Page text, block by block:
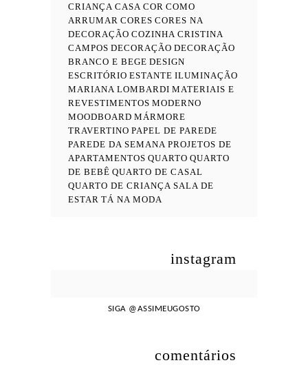
CRIANÇA CASA COR COMO
ARRUMAR CORES CORES NA
DECORAÇÃO COZINHA CRISTINA
CAMPOS DECORAÇÃO DECORAÇÃO
BRANCO E BEGE DESIGN
ESCRITÓRIO ESTANTE ILUMINAÇÃO
MARIANA LOMBARDI MATERIAIS E
REVESTIMENTOS MODERNO
MOODBOARD MÁRMORE
TRAVERTINO PAPEL DE PAREDE
PAREDE DA SEMANA PROJETOS DE
APARTAMENTOS QUARTO QUARTO
DE BEBÊ QUARTO DE CASAL
QUARTO DE CRIANÇA SALA DE
ESTAR TÁ NA MODA
instagram
SIGA @ASSIMEUGOSTO
comentários